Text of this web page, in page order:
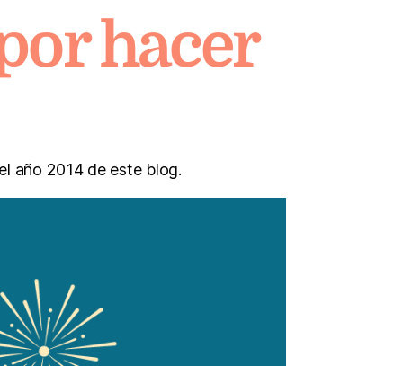
hacer
año 2014 de este blog.